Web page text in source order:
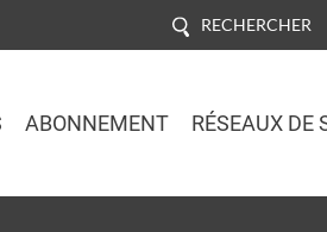
RECHERCHER
ABONNEMENT RÉSEAUX DE